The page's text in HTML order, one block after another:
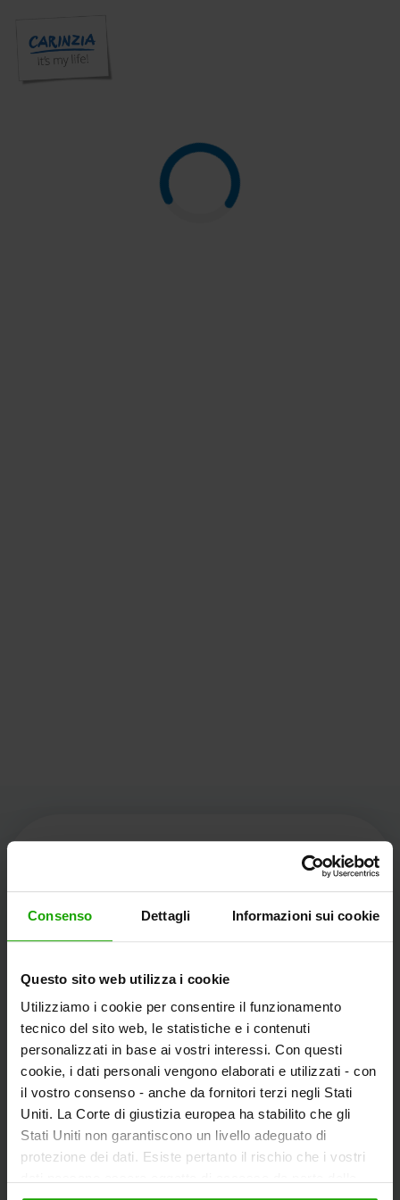
Consenso Dettagli Informazioni sui cookie
Questo sito web utilizza i cookie
Utilizziamo i cookie per consentire il funzionamento
tecnico del sito web, le statistiche e i contenuti
personalizzati in base ai vostri interessi. Con questi
cookie, i dati personali vengono elaborati e utilizzati - con
il vostro consenso - anche da fornitori terzi negli Stati
Uniti. La Corte di giustizia europea ha stabilito che gli
Stati Uniti non garantiscono un livello adeguato di
protezione dei dati. Esiste pertanto il rischio che i vostri
Kärnten Werbung
Völkermarkter Ring 21 - 23
L'Austria
+43/463/3000
info@ kaernten.at
Rimanete informati!